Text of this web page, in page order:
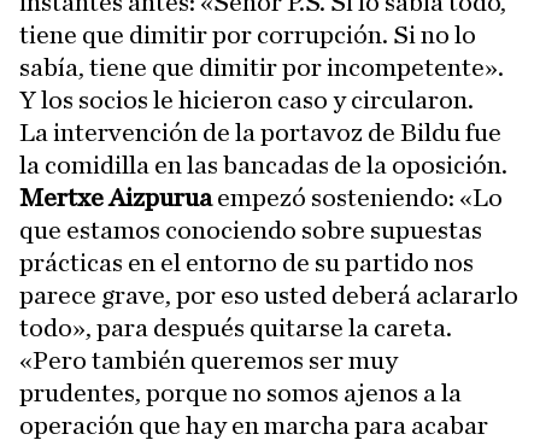
tiene que dimitir por corrupción. Si no lo
sabía, tiene que dimitir por incompetente».
Y los socios le hicieron caso y circularon.
La intervención de la portavoz de Bildu fue
la comidilla en las bancadas de la oposición.
Mertxe Aizpuruaempezó sosteniendo: «Lo
que estamos conociendo sobre supuestas
prácticas en el entorno de su partido nos
parece grave, por eso usted deberá aclararlo
todo», para después quitarse la careta.
«Pero también queremos ser muy
prudentes, porque no somos ajenos a la
operación que hay en marcha para acabar